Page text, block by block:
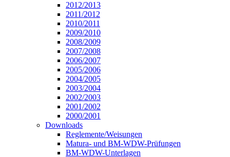
2012/2013
2011/2012
2010/2011
2009/2010
2008/2009
2007/2008
2006/2007
2005/2006
2004/2005
2003/2004
2002/2003
2001/2002
2000/2001
Downloads
Reglemente/Weisungen
Matura- und BM-WDW-Prüfungen
BM-WDW-Unterlagen